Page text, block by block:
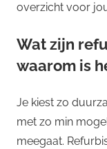
overzicht voor
Wat zijn
waarom is
Je kiest zo
met zo min
meegaat.